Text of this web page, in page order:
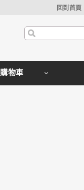
回到首頁
購物車